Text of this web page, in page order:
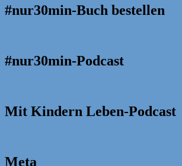
#nur30min-Buch bestellen
#nur30min-Podcast
Mit Kindern Leben-Podcast
Meta